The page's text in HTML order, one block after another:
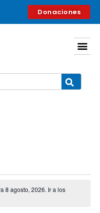
Donaciones
8 agosto, 2026. Ir a los